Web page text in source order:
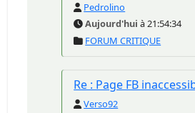
Pedrolino
Aujourd'hui à 21:54:34
FORUM CRITIQUE
Re : Page FB
Verso92